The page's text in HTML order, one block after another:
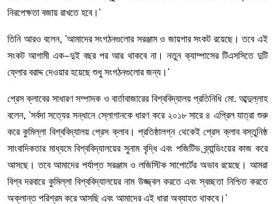
নিরপেক্ষতা বজায় রাখতে হবে।'
তিনি আরও বলেন, 'আমাদের সংগঠনগুলোর সরঞ্জাম ও জায়গার সংকট রয়েছে। তবে এই
সংকট আগামী এক–দুই বছর পর আর থাকবে না। নতুন ক্যাম্পাসের টিএসসিতে দুটি
ফ্লোর বরাদ্দ দেওয়ার হয়েছে শুধু সংগঠনগুলোর জন্য।'
​প্রেস ক্লাবের সাধারণ সম্পাদক ও বার্তাবাজারের বিশ্ববিদ্যালয় প্রতিনিধি মো. আব্দুল্লাহ
বলেন, 'সর্বদা সত্যের সন্ধানে স্লোগানকে ধারণ করে ২০১৮ সারে ৪ এপ্রিল যাত্রা শুরু
করে কুমিল্লা বিশ্ববিদ্যালয় প্রেস ক্লাব। প্রতিষ্ঠালগ্ন থেকেই প্রেস ক্লাব বস্তুনিষ্ঠ
সাংবাদিকতার মাধ্যমে বিশ্ববিদ্যালয়ের সুনাম বৃদ্ধি এবং পজিটিভ ব্র্যান্ডিংয়ের কাজ করে
আসছে। তবে আমাদের পর্যাপ্ত সরঞ্জাম ও লজিস্টিক সাপোর্টের অভাব রয়েছে। আমরা
বিশ্ব দরবারে কুমিল্লা বিশ্ববিদ্যালয়ের নাম উজ্জ্বল করতে এবং স্বচ্ছতা নিশ্চিত করতে
অক্লান্ত পরিশ্রম করে আসছি এবং আমাদের এই ধারা অব্যাহত থাকবে।'